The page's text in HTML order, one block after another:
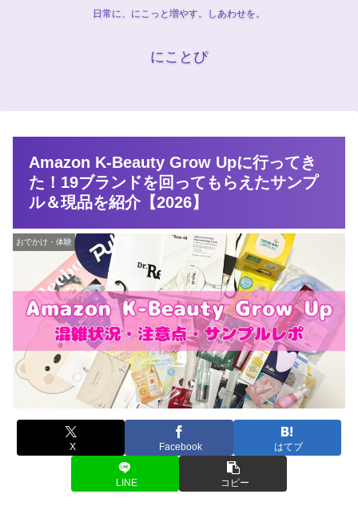
日常に、にこっと増やす。しあわせを。
にことぴ
Amazon K-Beauty Grow Upに行ってき
た！19ブランドを回ってもらえたサンプ
ル＆現品を紹介【2026】
おでかけ・体験
X Facebook はてブ
LINE コピー